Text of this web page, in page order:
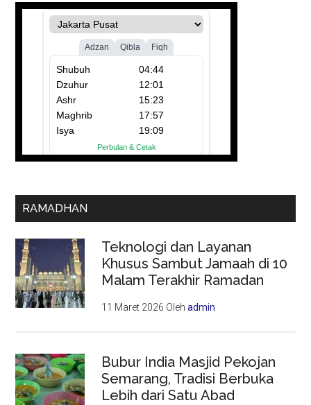
RAMADHAN
Teknologi dan Layanan
Khusus Sambut Jamaah di 10
Malam Terakhir Ramadan
11 Maret 2026 Olehadmin
Bubur India Masjid Pekojan
Semarang, Tradisi Berbuka
Lebih dari Satu Abad